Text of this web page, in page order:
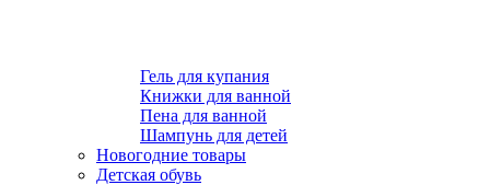
Гель для купания
Книжки для ванной
Пена для ванной
Шампунь для детей
Новогодние товары
Детская обувь